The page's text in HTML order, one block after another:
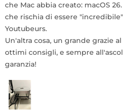
che Mac abbia creato: macOS
che rischia di essere
Youtubeurs.
Un'altra cosa, un grande grazie
ottimi consigli, e sempre
garanzia!